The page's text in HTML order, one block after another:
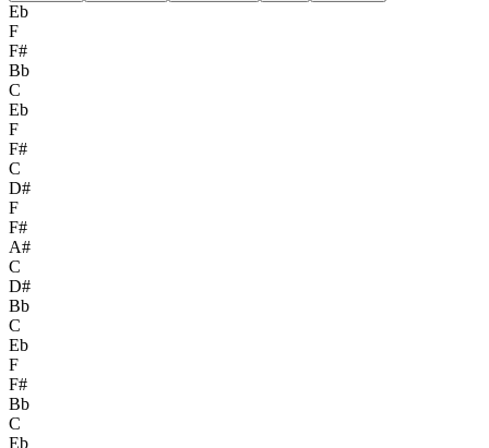
Eb
F
F#
Bb
C
Eb
F
F#
C
D#
F
F#
A#
C
D#
Bb
C
Eb
F
F#
Bb
C
Eb